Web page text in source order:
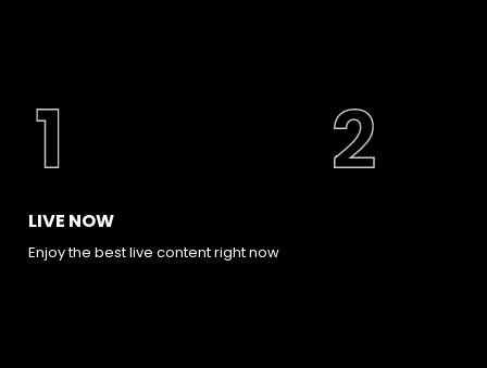
LIVE NOW
Enjoy the best live content right now